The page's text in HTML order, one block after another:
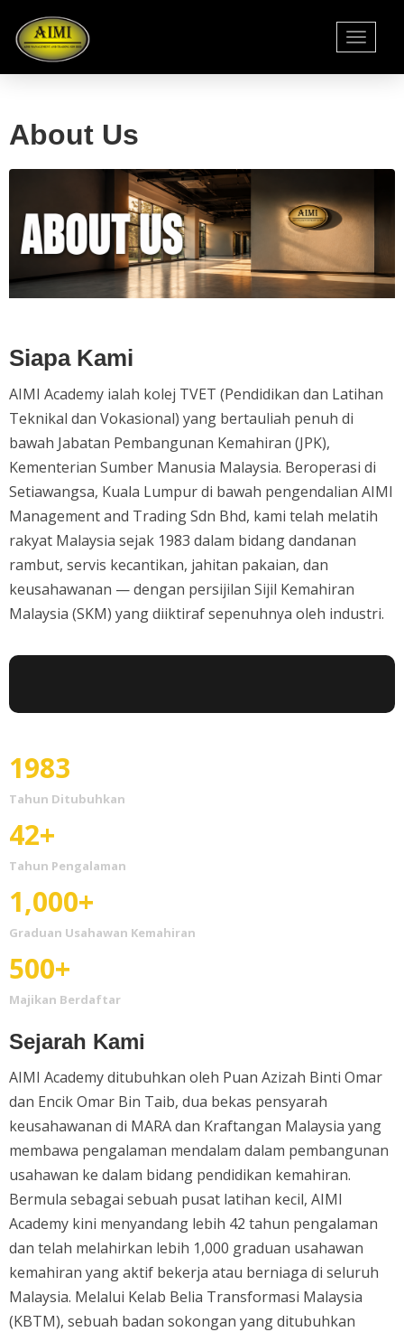
Toggle
About Us
Siapa Kami
AIMI Academy ialah kolej TVET (Pendidikan dan Latihan
Teknikal dan Vokasional) yang bertauliah penuh di
bawah Jabatan Pembangunan Kemahiran (JPK),
Kementerian Sumber Manusia Malaysia. Beroperasi di
Setiawangsa, Kuala Lumpur di bawah pengendalian AIMI
Management and Trading Sdn Bhd, kami telah melatih
rakyat Malaysia sejak 1983 dalam bidang dandanan
rambut, servis kecantikan, jahitan pakaian, dan
keusahawanan — dengan persijilan Sijil Kemahiran
Malaysia (SKM) yang diiktiraf sepenuhnya oleh industri.
1983
Tahun Ditubuhkan
42+
Tahun Pengalaman
1,000+
Graduan Usahawan Kemahiran
500+
Majikan Berdaftar
Sejarah Kami
AIMI Academy ditubuhkan oleh Puan Azizah Binti Omar
dan Encik Omar Bin Taib, dua bekas pensyarah
keusahawanan di MARA dan Kraftangan Malaysia yang
membawa pengalaman mendalam dalam pembangunan
usahawan ke dalam bidang pendidikan kemahiran.
Bermula sebagai sebuah pusat latihan kecil, AIMI
Academy kini menyandang lebih 42 tahun pengalaman
dan telah melahirkan lebih 1,000 graduan usahawan
kemahiran yang aktif bekerja atau berniaga di seluruh
Malaysia. Melalui Kelab Belia Transformasi Malaysia
(KBTM), sebuah badan sokongan yang ditubuhkan